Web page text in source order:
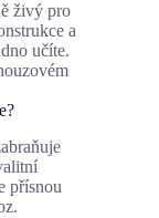
živý pro
a
učíte.
přísnou